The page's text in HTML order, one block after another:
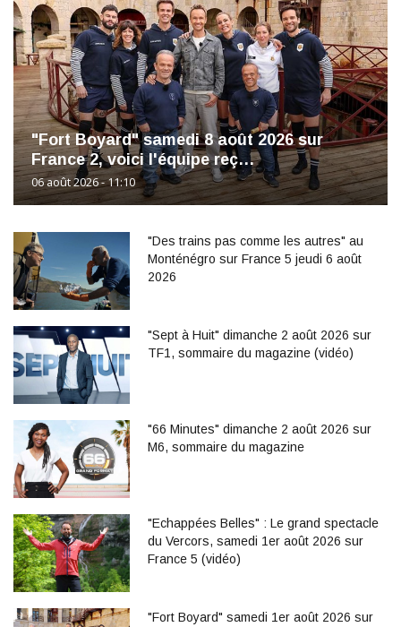
"Fort Boyard" samedi 8 août 2026 sur
France 2, voici l'équipe reç…
06 août 2026 - 11:10
"Des trains pas comme les autres" au
Monténégro sur France 5 jeudi 6 août
2026
"Sept à Huit" dimanche 2 août 2026 sur
TF1, sommaire du magazine (vidéo)
"66 Minutes" dimanche 2 août 2026 sur
M6, sommaire du magazine
"Echappées Belles" : Le grand spectacle
du Vercors, samedi 1er août 2026 sur
France 5 (vidéo)
"Fort Boyard" samedi 1er août 2026 sur